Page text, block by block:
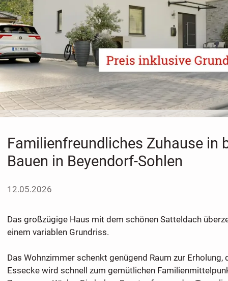
vorheriges Bild
Familienfreundliches Zuhause in
Bauen in Beyendorf-Sohlen
12.05.2026
Das großzügige Haus mit dem schönen Satteldach
einem variablen Grundriss.
Das Wohnzimmer schenkt genügend Raum zur Erholung,
Essecke wird schnell zum gemütlichen